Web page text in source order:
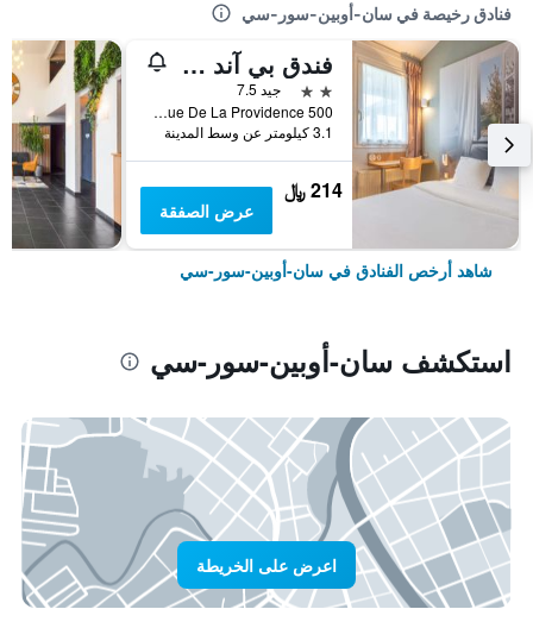
فنادق رخيصة في سان-أوبين-سور-سي
فندق بي آند بي - دييب
2 نجمتين
جيد 7.5
500 Rue De La Providence, سان-أوبين-سور-سي, نورماندي, فرنسا
3.1 كيلومتر عن وسط المدينة
214 ﷼
عرض الصفقة
شاهد أرخص الفنادق في سان-أوبين-سور-سي
استكشف سان-أوبين-سور-سي
اعرض على الخريطة